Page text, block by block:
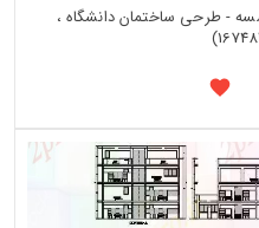
- طرحی ساختمان دانشگاه ،